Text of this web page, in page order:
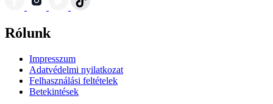
Rólunk
Impresszum
Adatvédelmi nyilatkozat
Felhasználási feltételek
Betekintések